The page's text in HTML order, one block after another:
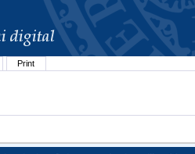
Print